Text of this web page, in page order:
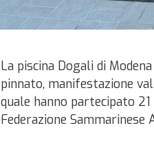
La piscina Dogali di
pinnato, manifestazione
quale hanno partecipato
Federazione Sammarinese